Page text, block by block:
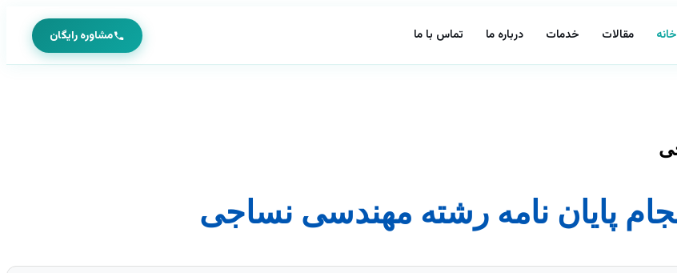
خانه مقالات خدمات درباره ما تماس با ما مشاوره رایگان
پایان نامه رشته مهندسی نساجی